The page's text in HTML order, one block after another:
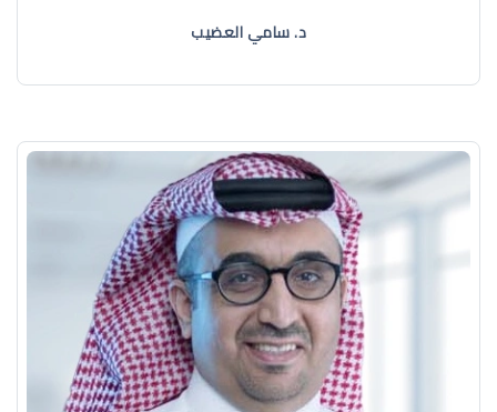
د. سامي العضيب